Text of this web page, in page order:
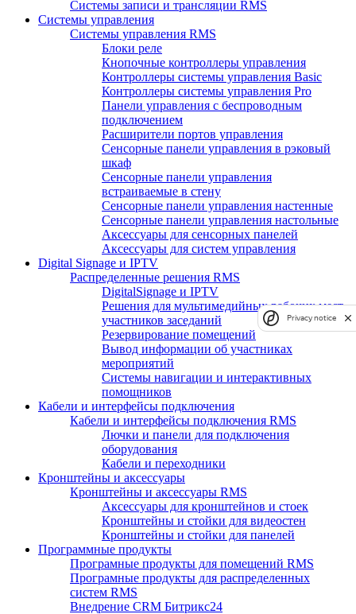
Системы записи и трансляции RMS
Системы управления
Системы управления RMS
Блоки реле
Кнопочные контроллеры управления
Контроллеры системы управления Basic
Контроллеры системы управления Pro
Панели управления с беспроводным
подключением
Расширители портов управления
Сенсорные панели управления в рэковый
шкаф
Сенсорные панели управления
встраиваемые в стену
Сенсорные панели управления настенные
Сенсорные панели управления настольные
Аксессуары для сенсорных панелей
Аксессуары для систем управления
Digital Signage и IPTV
Распределенные решения RMS
DigitalSignage и IPTV
Решения для мультимедийных рабочих мест
участников заседаний
Резервирование помещений
Вывод информации об участниках
мероприятий
Системы навигации и интерактивных
помощников
Кабели и интерфейсы подключения
Кабели и интерфейсы подключения RMS
Лючки и панели для подключения
оборудования
Кабели и переходники
Кронштейны и аксессуары
Кронштейны и аксессуары RMS
Аксессуары для кронштейнов и стоек
Кронштейны и стойки для видеостен
Кронштейны и стойки для панелей
Программные продукты
Програмные продукты для помещений RMS
Програмные продукты для распределенных
систем RMS
Внедрение CRM Битрикс24
Privacy notice